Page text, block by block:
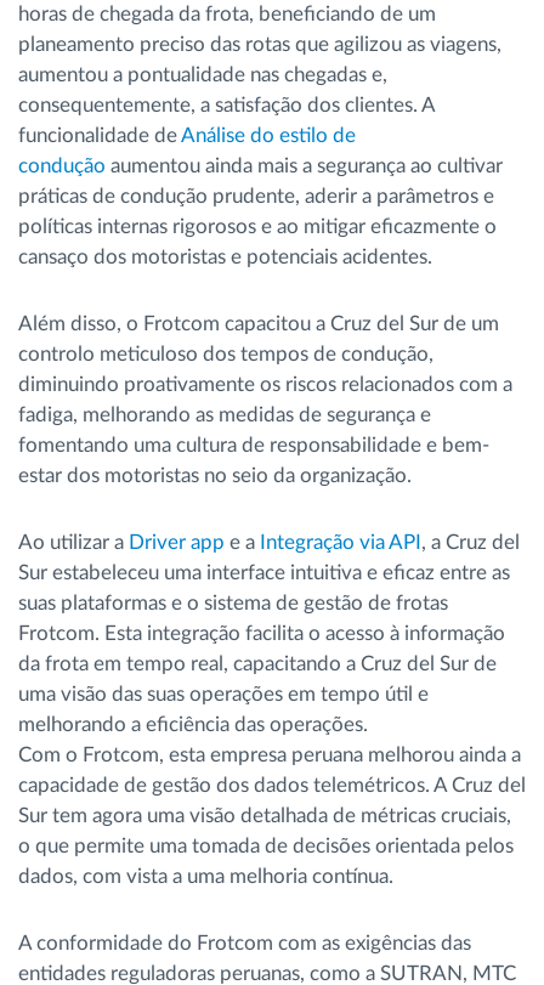
horas de chegada da frota, beneficiando de um
planeamento preciso das rotas que agilizou as viagens,
aumentou a pontualidade nas chegadas e,
consequentemente, a satisfação dos clientes. A
funcionalidade deAnálise do estilo de
condução aumentou ainda mais a segurança ao cultivar
práticas de condução prudente, aderir a parâmetros e
políticas internas rigorosos e ao mitigar eficazmente o
cansaço dos motoristas e potenciais acidentes.
Além disso, o Frotcom capacitou a Cruz del Sur de um
controlo meticuloso dos tempos de condução,
diminuindo proativamente os riscos relacionados com a
fadiga, melhorando as medidas de segurança e
fomentando uma cultura de responsabilidade e bem-
estar dos motoristas no seio da organização.
Ao utilizar a Driver app e a Integração via API , a Cruz del
Sur estabeleceu uma interface intuitiva e eficaz entre as
suas plataformas e o sistema de gestão de frotas
Frotcom. Esta integração facilita o acesso à informação
da frota em tempo real, capacitando a Cruz del Sur de
uma visão das suas operações em tempo útil e
melhorando a eficiência das operações.
Com o Frotcom, esta empresa peruana melhorou ainda a
capacidade de gestão dos dados telemétricos. A Cruz del
Sur tem agora uma visão detalhada de métricas cruciais,
o que permite uma tomada de decisões orientada pelos
dados, com vista a uma melhoria contínua.
A conformidade do Frotcom com as exigências das
entidades reguladoras peruanas, como a SUTRAN, MTC